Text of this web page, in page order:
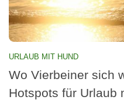
URLAUB MIT HUND
Wo Vierbeiner sich
Hotspots für Urlaub